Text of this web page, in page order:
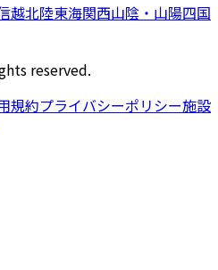
越北陸東海関西山陰・山陽四国
reserved.
規約プライバシーポリシー施設